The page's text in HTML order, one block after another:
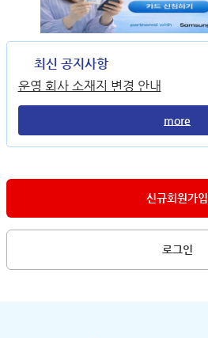
최신 공지사항
운영 회사 소재지 변경 안내
more
신규회원가입
로그인